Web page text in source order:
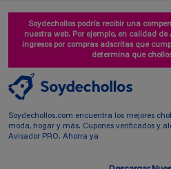
Soydechollos podría recibir una
nuestra web. Por ejemplo, en calidad
ingresos por compras adscritas que
determina que
Soydechollos.com encuentra los mejores
moda, hogar y más. Cupones verificados y
Avisador PRO. Ahorra ya